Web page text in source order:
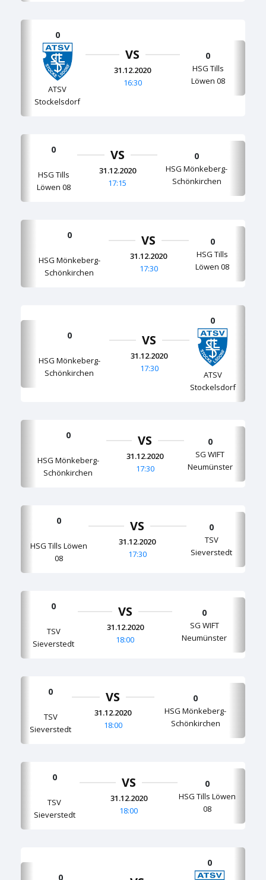
0
ATSV
Stockelsdorf
VS
31.12.2020
16:30
0
HSG Tills
Löwen 08
0
HSG Tills
Löwen 08
VS
31.12.2020
17:15
0
HSG Mönkeberg-
Schönkirchen
0
HSG Mönkeberg-
Schönkirchen
VS
31.12.2020
17:30
0
HSG Tills
Löwen 08
0
HSG Mönkeberg-
Schönkirchen
VS
31.12.2020
17:30
0
ATSV
Stockelsdorf
0
HSG Mönkeberg-
Schönkirchen
VS
31.12.2020
17:30
0
SG WIFT
Neumünster
0
HSG Tills Löwen
08
VS
31.12.2020
17:30
0
TSV
Sieverstedt
0
TSV
Sieverstedt
VS
31.12.2020
18:00
0
SG WIFT
Neumünster
0
TSV
Sieverstedt
VS
31.12.2020
18:00
0
HSG Mönkeberg-
Schönkirchen
0
TSV
Sieverstedt
VS
31.12.2020
18:00
0
HSG Tills Löwen
08
0
0